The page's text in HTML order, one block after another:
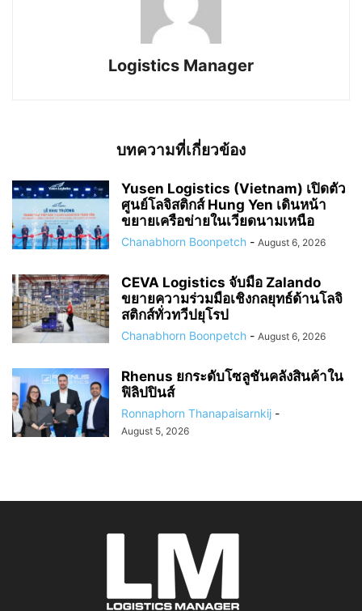
Logistics Manager
บทความที่เกี่ยวข้อง
Yusen Logistics (Vietnam) เปิดตัว
ศูนย์โลจิสติกส์ Hung Yen เดินหน้า
ขยายเครือข่ายในเวียดนามเหนือ
Chanabhorn Boonpetch - August 6, 2026
CEVA Logistics จับมือ Zalando
ขยายความร่วมมือเชิงกลยุทธ์ด้านโลจิ
สติกส์ทั่วทวีปยุโรป
Chanabhorn Boonpetch - August 6, 2026
Rhenus ยกระดับโซลูชันคลังสินค้าใน
ฟิลิปปินส์
Ronnaphorn Thanapaisarnkij -
August 5, 2026